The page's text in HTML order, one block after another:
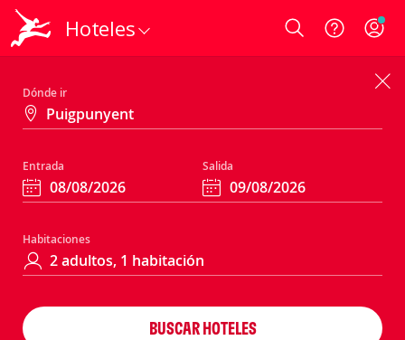
Hoteles Login
Dónde ir
Entrada Salida
Habitaciones
BUSCAR HOTELES